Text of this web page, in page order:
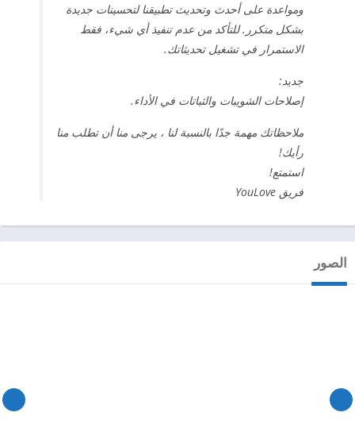
ومواعدة على أحدث وتحديث تطبيقنا لتحسينات جديدة
بشكل متكرر. للتأكد من عدم تنفيذ أي شيء، فقط
الاستمرار في تشغيل تحديثاتك.
جديد:
إصلاحات الشويبات والثباتات في الأداء.
ملاحظاتك مهمة جدًا بالنسبة لنا ، يرجى منا أن تطلب منا
رأيك!
استمتع!
فريق YouLove
الصور